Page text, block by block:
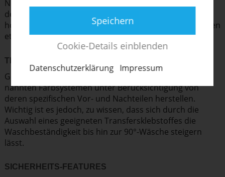
Neopren aber oft die einzige Möglichkeit, Haftung auf
dem Untergrund zu erzielen. Auch ist meistens eine
hohe chemische Bestän­digkeit (z.B. gegen Benzin, Säuren
etc.) gegeben.
TRANS­FER­DRUCKE
Grund­sätzlich lassen sich Transfers mit allen vorge­
nannten Farbsys­temen unter Berück­sich­tigung von
deren spezi­fi­schen Vor- und Nachteilen herstellen.
Wichtig ist es jedoch, zu wissen, dass sich durch die
Auswahl eines geeigneten Trans­fer­s­kleb­stoffes die
Wasch­be­stän­digkeit bis hin zur 90°-Wäsche steigern
lässt.
SICHERHEITS-FEATURES
Speichern
Cookie-Details einblenden
Daten­schut­z­er­klärung Impressum